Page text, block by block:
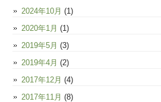
2024年10月 (1)
2020年1月 (1)
2019年5月 (3)
2019年4月 (2)
2017年12月 (4)
2017年11月 (8)